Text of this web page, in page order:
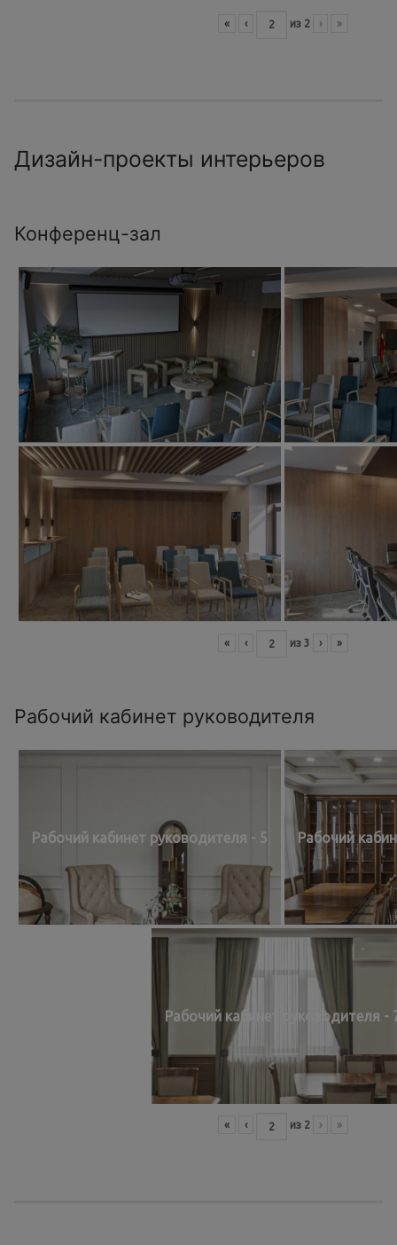
« ‹ из 2 › »
Дизайн-проекты интерьеров
Конференц-зал
« ‹ из 3 › »
Рабочий кабинет руководителя
Рабочий кабинет руководителя - 5 Рабочий
Рабочий кабинет руководителя -
« ‹ из 2 › »